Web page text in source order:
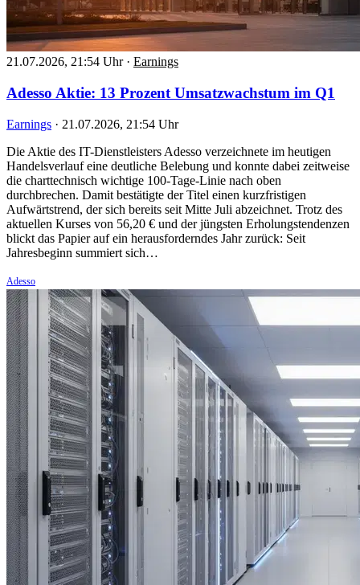
21.07.2026, 21:54 Uhr · Earnings
Adesso Aktie: 13 Prozent Umsatzwachstum im Q1
Earnings · 21.07.2026, 21:54 Uhr
Die Aktie des IT-Dienstleisters Adesso verzeichnete im heutigen
Handelsverlauf eine deutliche Belebung und konnte dabei zeitweise
die charttechnisch wichtige 100-Tage-Linie nach oben
durchbrechen. Damit bestätigte der Titel einen kurzfristigen
Aufwärtstrend, der sich bereits seit Mitte Juli abzeichnet. Trotz des
aktuellen Kurses von 56,20 € und der jüngsten Erholungstendenzen
blickt das Papier auf ein herausforderndes Jahr zurück: Seit
Jahresbeginn summiert sich…
Adesso